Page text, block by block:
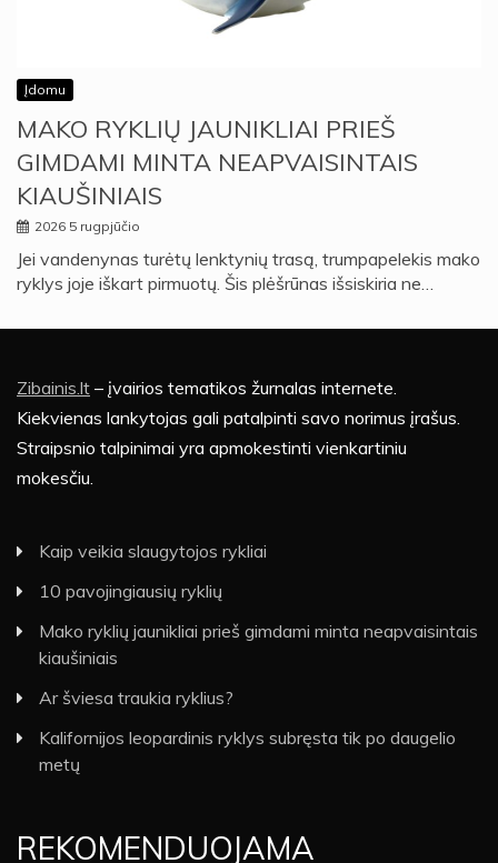
Įdomu
MAKO RYKLIŲ JAUNIKLIAI PRIEŠ
GIMDAMI MINTA NEAPVAISINTAIS
KIAUŠINIAIS
2026 5 rugpjūčio
Jei vandenynas turėtų lenktynių trasą, trumpapelekis mako
ryklys joje iškart pirmuotų. Šis plėšrūnas išsiskiria ne…
Zibainis.lt – įvairios tematikos žurnalas internete.
Kiekvienas lankytojas gali patalpinti savo norimus įrašus.
Straipsnio talpinimai yra apmokestinti vienkartiniu
mokesčiu.
Kaip veikia slaugytojos rykliai
10 pavojingiausių ryklių
Mako ryklių jaunikliai prieš gimdami minta neapvaisintais
kiaušiniais
Ar šviesa traukia ryklius?
Kalifornijos leopardinis ryklys subręsta tik po daugelio
metų
REKOMENDUOJAMA